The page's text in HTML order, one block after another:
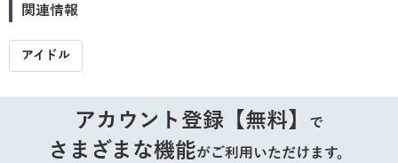
関連情報
アイドル
アカウント登録【無料】 で
さまざまな機能がご利用いただけます。